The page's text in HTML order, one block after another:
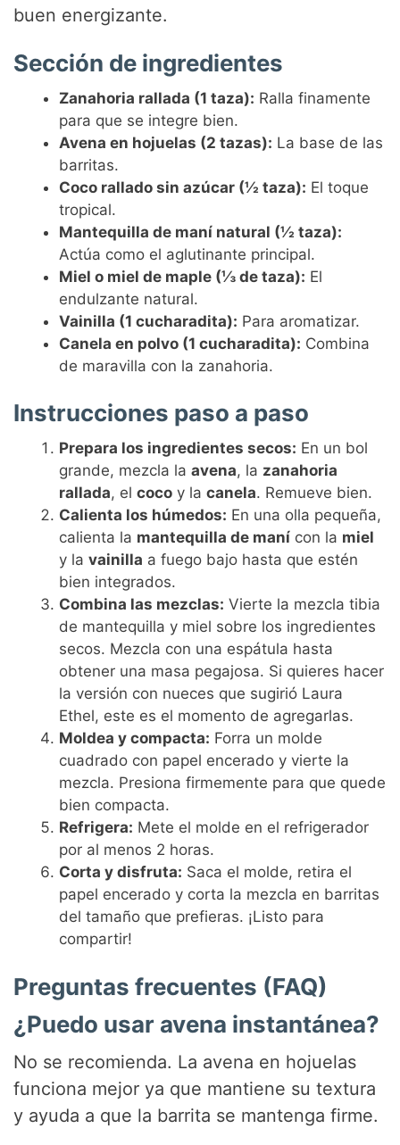
buen energizante.
Sección de ingredientes
Zanahoria rallada (1 taza): Ralla finamente
para que se integre bien.
Avena en hojuelas (2 tazas): La base de las
barritas.
Coco rallado sin azúcar (½ taza): El toque
tropical.
Mantequilla de maní natural (½ taza):
Actúa como el aglutinante principal.
Miel o miel de maple (⅓ de taza): El
endulzante natural.
Vainilla (1 cucharadita): Para aromatizar.
Canela en polvo (1 cucharadita): Combina
de maravilla con la zanahoria.
Instrucciones paso a paso
Prepara los ingredientes secos: En un bol
grande, mezcla laavena, la zanahoria
rallada, elcoco y lacanela. Remueve bien.
Calienta los húmedos: En una olla pequeña,
calienta la mantequilla de maní con la miel
y lavainilla a fuego bajo hasta que estén
bien integrados.
Combina las mezclas: Vierte la mezcla tibia
de mantequilla y miel sobre los ingredientes
secos. Mezcla con una espátula hasta
obtener una masa pegajosa. Si quieres hacer
la versión con nueces que sugirió Laura
Ethel, este es el momento de agregarlas.
Moldea y compacta: Forra un molde
cuadrado con papel encerado y vierte la
mezcla. Presiona firmemente para que quede
bien compacta.
Refrigera: Mete el molde en el refrigerador
por al menos 2 horas.
Corta y disfruta: Saca el molde, retira el
papel encerado y corta la mezcla en barritas
del tamaño que prefieras. ¡Listo para
compartir!
Preguntas frecuentes (FAQ)
¿Puedo usar avena instantánea?
No se recomienda. La avena en hojuelas
funciona mejor ya que mantiene su textura
y ayuda a que la barrita se mantenga firme.